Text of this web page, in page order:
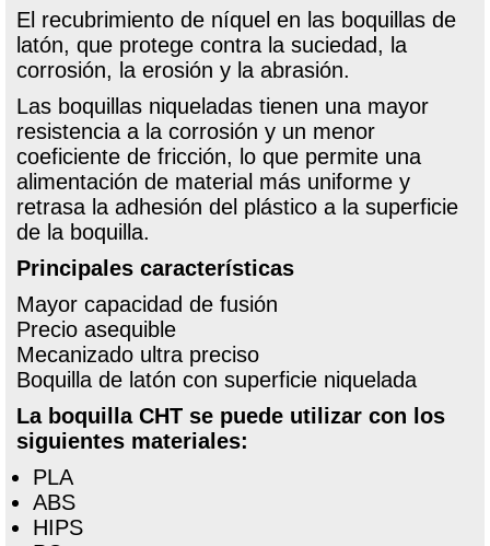
El recubrimiento de níquel en las boquillas de
latón, que protege contra la suciedad, la
corrosión, la erosión y la abrasión.
Las boquillas niqueladas tienen una mayor
resistencia a la corrosión y un menor
coeficiente de fricción, lo que permite una
alimentación de material más uniforme y
retrasa la adhesión del plástico a la superficie
de la boquilla.
Principales características
Mayor capacidad de fusión
Precio asequible
Mecanizado ultra preciso
Boquilla de latón con superficie niquelada
La boquilla CHT se puede utilizar con los
siguientes materiales:
PLA
ABS
HIPS